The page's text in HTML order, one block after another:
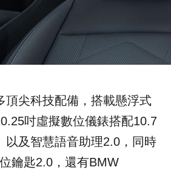
頂尖科技配備，搭載懸浮式
吋虛擬數位儀錶搭配10.7
以及智慧語音助理2.0，同時
鑰匙2.0，還有BMW